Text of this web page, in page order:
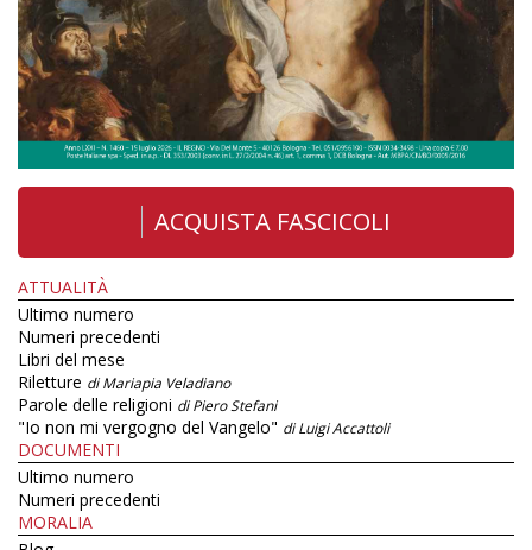
ACQUISTA FASCICOLI
ATTUALITÀ
Ultimo numero
Numeri precedenti
Libri del mese
Riletture di Mariapia Veladiano
Parole delle religioni di Piero Stefani
"Io non mi vergogno del Vangelo" di Luigi Accattoli
DOCUMENTI
Ultimo numero
Numeri precedenti
MORALIA